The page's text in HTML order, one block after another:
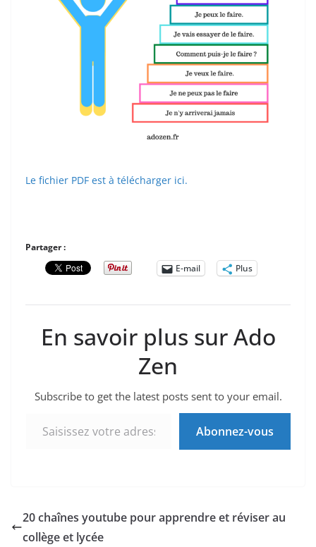
Le fichier PDF est à télécharger ici.
Partager :
E-mail
Plus
En savoir plus sur Ado
Zen
Subscribe to get the latest posts sent to your email.
Abonnez-vous
20 chaînes youtube pour apprendre et réviser au
collège et lycée